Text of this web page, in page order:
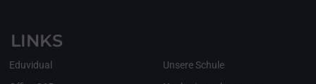
LINKS
Eduvidual
Unsere Schule